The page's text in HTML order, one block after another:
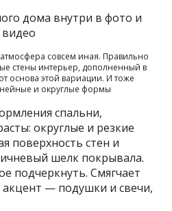
совсем иная. Правильно
стены интерьер, дополненный в
основа этой вариации. И тоже
и округлые формы
спальни,
округлые и резкие
поверхность стен и
шелк покрывала.
подчеркнуть. Смягчает
акцент — подушки и свечи,